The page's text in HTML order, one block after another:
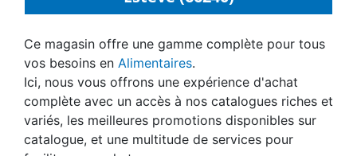
Ce magasin offre une gamme complète pour tous
vos besoins en Alimentaires.
Ici, nous vous offrons une expérience d'achat
complète avec un accès à nos catalogues riches et
variés, les meilleures promotions disponibles sur
catalogue, et une multitude de services pour